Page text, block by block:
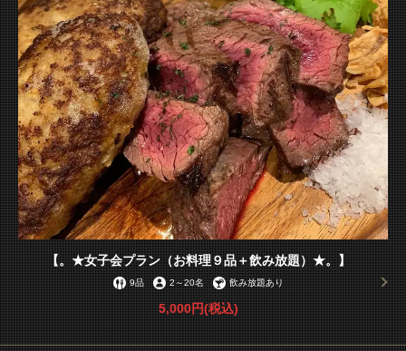
【。★女子会プラン（お料理９品＋飲み放題）★。】
9品 2～20名 飲み放題あり
5,000円(税込)
この店舗情報をシェアする
コース | Bistro Dining Jam